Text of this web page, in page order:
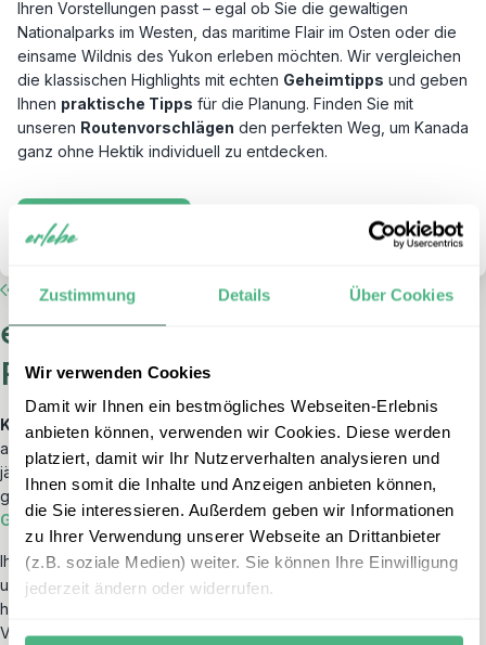
Zustimmung Details Über Cookies
Wir verwenden Cookies
Damit wir Ihnen ein bestmögliches Webseiten-Erlebnis
anbieten können, verwenden wir Cookies. Diese werden
platziert, damit wir Ihr Nutzerverhalten analysieren und
Ihnen somit die Inhalte und Anzeigen anbieten können,
die Sie interessieren. Außerdem geben wir Informationen
zu Ihrer Verwendung unserer Webseite an Drittanbieter
(z.B. soziale Medien) weiter. Sie können Ihre Einwilligung
jederzeit ändern oder widerrufen.
Ihren Vorstellungen passt – egal ob Sie die gewaltigen
Nationalparks im Westen, das maritime Flair im Osten oder die
einsame Wildnis des Yukon erleben möchten. Wir vergleichen
die klassischen Highlights mit echten Geheimtipps und geben
Ihnen praktische Tipps für die Planung. Finden Sie mit
unseren Routenvorschlägen den perfekten Weg, um Kanada
ganz ohne Hektik individuell zu entdecken.
Reiseblog lesen
erlebe – Ihr zuverlässiger
Reisepartner
Kanada ist eines der über 70 Reiseziele von erlebe.
Seit mehr
als 20 Jahren realisieren wir die individuellen Reiseträume von
jährlich 15.000 zufriedenen Reisenden in Europa und auf der
ganzen Welt. Schauen Sie sich gerne unsere Bewertungen auf
GoogleundTrustpilotan.
Ihre Sicherheit steht für uns an oberster Stelle. Deshalb wählen wir
unsere Partner sehr bewusst aus und ermöglichen Ihnen bei
höchster Individualität alle Vorzüge einer organisierten
Veranstalterreise.